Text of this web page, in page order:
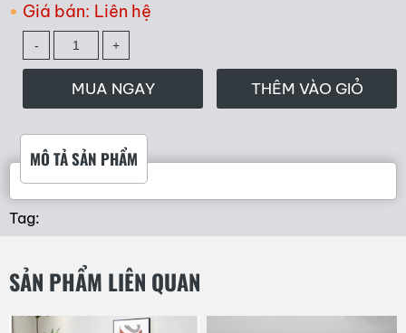
Giá bán: Liên hệ
MUA NGAY THÊM VÀO GIỎ
MÔ TẢ SẢN PHẨM
Tag:
SẢN PHẨM LIÊN QUAN